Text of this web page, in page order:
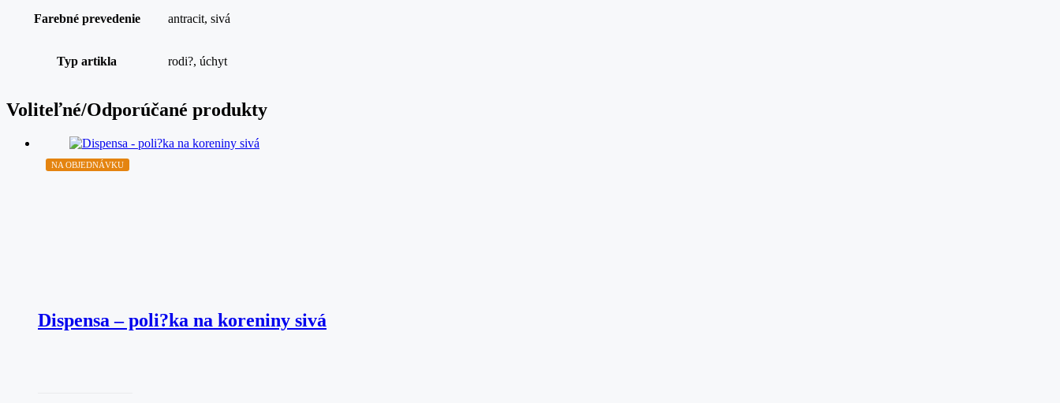
Farebné prevedenie antracit, sivá
Typ artikla rodi?, úchyt
Voliteľné/Odporúčané produkty
NA OBJEDNÁVKU
Dispensa – poli?ka na koreniny sivá